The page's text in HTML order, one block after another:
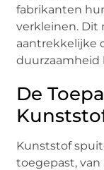
fabrikanten
verkleinen. Dit
aantrekkelijke
duurzaamheid
De
Kunststof
toegepast,